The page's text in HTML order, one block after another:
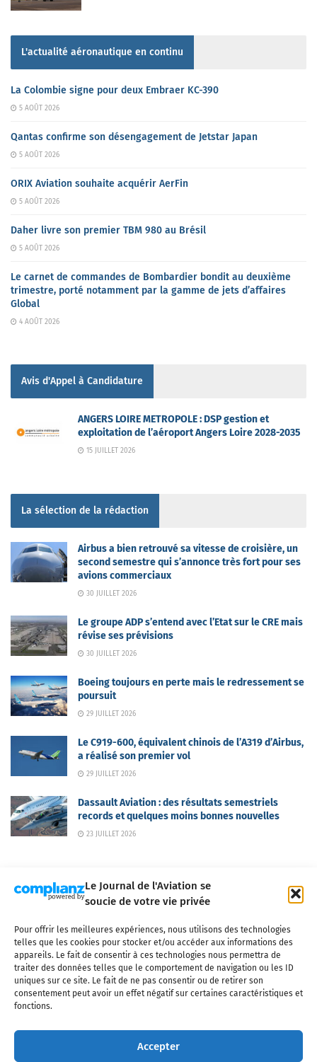
Le Journal de l'Aviation se
soucie de votre vie privée
Pour offrir les meilleures expériences, nous utilisons des technologies
telles que les cookies pour stocker et/ou accéder aux informations des
appareils. Le fait de consentir à ces technologies nous permettra de
traiter des données telles que le comportement de navigation ou les ID
uniques sur ce site. Le fait de ne pas consentir ou de retirer son
consentement peut avoir un effet négatif sur certaines caractéristiques et
fonctions.
Accepter
L'actualité aéronautique en continu
La Colombie signe pour deux Embraer KC-390
5 AOÛT 2026
Qantas confirme son désengagement de Jetstar Japan
5 AOÛT 2026
ORIX Aviation souhaite acquérir AerFin
5 AOÛT 2026
Daher livre son premier TBM 980 au Brésil
5 AOÛT 2026
Le carnet de commandes de Bombardier bondit au deuxième
trimestre, porté notamment par la gamme de jets d’affaires
Global
4 AOÛT 2026
Avis d'Appel à Candidature
ANGERS LOIRE METROPOLE : DSP gestion et
exploitation de l’aéroport Angers Loire 2028-2035
15 JUILLET 2026
La sélection de la rédaction
Airbus a bien retrouvé sa vitesse de croisière, un
second semestre qui s’annonce très fort pour ses
avions commerciaux
30 JUILLET 2026
Le groupe ADP s’entend avec l’Etat sur le CRE mais
révise ses prévisions
30 JUILLET 2026
Boeing toujours en perte mais le redressement se
poursuit
29 JUILLET 2026
Le C919-600, équivalent chinois de l’A319 d’Airbus,
a réalisé son premier vol
29 JUILLET 2026
Dassault Aviation : des résultats semestriels
records et quelques moins bonnes nouvelles
23 JUILLET 2026
Qui sommes-nous ? Nous contacter
Partenaires
Mentions légales
CGV Politique de confidentialité Cookies
l'industrie aéronautique, l'aviation commerciale, l'aviation d'affaires, les